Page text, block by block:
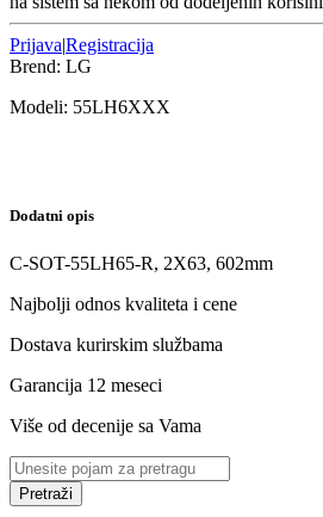
Prijava|Registracija
Brend: LG
Modeli: 55LH6XXX
Dodatni opis
C-SOT-55LH65-R, 2X63, 602mm
Najbolji odnos kvaliteta i cene
Dostava kurirskim službama
Garancija 12 meseci
Više od decenije sa Vama
Pretraži